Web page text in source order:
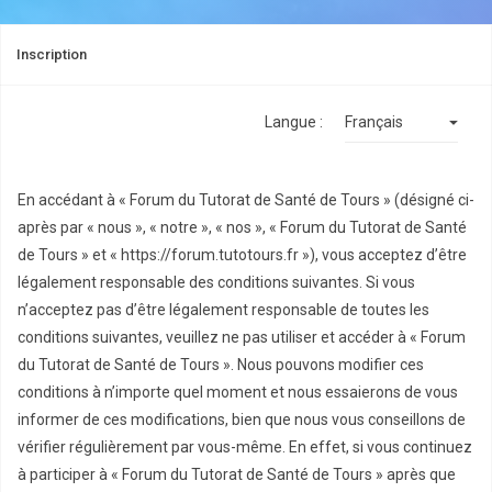
Inscription
Langue :
En accédant à « Forum du Tutorat de Santé de Tours » (désigné ci-
après par « nous », « notre », « nos », « Forum du Tutorat de Santé
de Tours » et « https://forum.tutotours.fr »), vous acceptez d’être
légalement responsable des conditions suivantes. Si vous
n’acceptez pas d’être légalement responsable de toutes les
conditions suivantes, veuillez ne pas utiliser et accéder à « Forum
du Tutorat de Santé de Tours ». Nous pouvons modifier ces
conditions à n’importe quel moment et nous essaierons de vous
informer de ces modifications, bien que nous vous conseillons de
vérifier régulièrement par vous-même. En effet, si vous continuez
à participer à « Forum du Tutorat de Santé de Tours » après que